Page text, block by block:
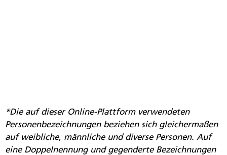
*Die auf dieser Online-Plattform verwendeten
Personenbezeichnungen beziehen sich gleichermaßen
auf weibliche, männliche und diverse Personen. Auf
eine Doppelnennung und gegenderte Bezeichnungen